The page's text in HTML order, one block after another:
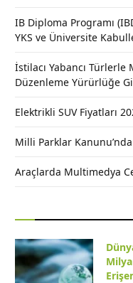
IB Diploma Programı
YKS ve Üniversite
İstilacı Yabancı Türlerle
Düzenleme Yürürlüğe
Elektrikli SUV Fiyatları
Milli Parklar
Araçlarda Multimedya